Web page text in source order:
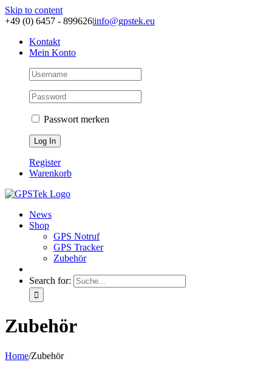
Skip to content
+49 (0) 6457 - 899626|info@gpstek.eu
Kontakt
Mein Konto
Passwort merken
Register
Warenkorb
News
Shop
GPS Notruf
GPS Tracker
Zubehör
Search for:
Zubehör
Home/Zubehör